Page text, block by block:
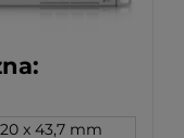
x 43,7 mm